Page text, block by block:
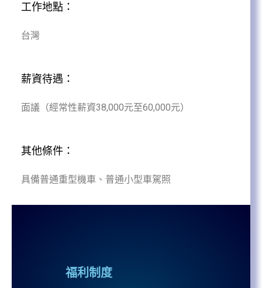
工作地點：
台灣
薪資待遇：
面議（經常性薪資38,000元至60,000元）
其他條件：
具備普通重型機車、普通小型車駕照
福利制度